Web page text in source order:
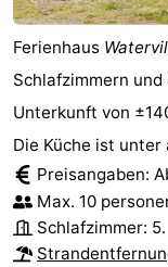
Ferienhaus
Schlafzimmern
Unterkunft von
Die Küche ist unter
Preisangaben:
Max. 10
Schlafzimmer: 5.